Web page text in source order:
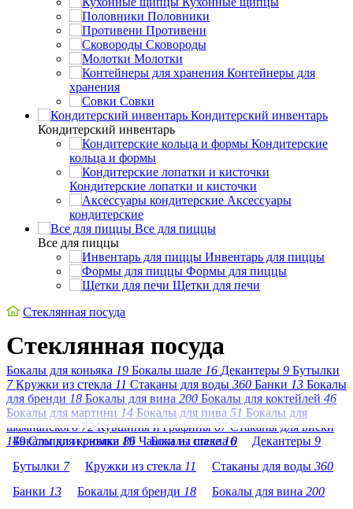
Половники
Противени
Сковороды
Молотки
Контейнеры для
хранения
Совки
Кондитерский инвентарь
Кондитерский инвентарь
Кондитерские
кольца и формы
Кондитерские лопатки и кисточки
Аксессуары
кондитерские
Все для пиццы
Все для пиццы
Инвентарь для пиццы
Формы для пиццы
Щетки для печи
Стеклянная посуда
Стеклянная посуда
Бокалы для коньяка 19 Бокалы шале 16 Декантеры 9 Бутылки
7 Кружки из стекла 11 Стаканы для воды 360 Банки 13 Бокалы
для бренди 18 Бокалы для вина 200 Бокалы для коктейлей 46
Бокалы для мартини 14 Бокалы для пива 51 Бокалы для
шампанского 72 Кувшины и графины 67 Стаканы для виски
149 Стопки и рюмки 86 Чашки из стекла 0
Бокалы для коньяка 19 Бокалы шале 16 Декантеры 9
Бутылки 7 Кружки из стекла 11 Стаканы для воды 360
Банки 13 Бокалы для бренди 18 Бокалы для вина 200